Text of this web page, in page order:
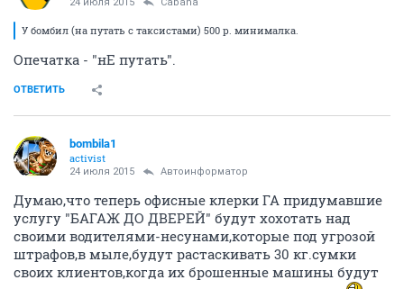
У бомбил (на путать с таксистами) 500 р. минималка.
Опечатка - "нЕ путать".
ОТВЕТИТЬ
bombila1
activist
24 июля 2015 Автоинформатор
Думаю,что теперь офисные клерки ГА придумавшие
услугу "БАГАЖ ДО ДВЕРЕЙ" будут хохотать над
своими водителями-несунами,которые под угрозой
штрафов,в мыле,будут растаскивать 30 кг.сумки
своих клиентов,когда их брошенные машины будут